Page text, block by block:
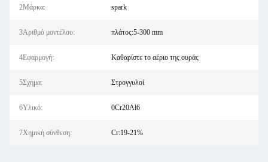
2Μάρκα: spark
3Αριθμό μοντέλου: πλάτος:5-300 mm
4Εφαρμογή: Καθαρίστε το αέριο της ουράς
5Σχήμα: Στρογγυλοί
6Υλικό: 0Cr20Al6
7Χημική σύνθεση: Cr:19-21%